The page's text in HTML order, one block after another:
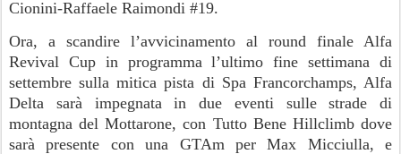
Cionini-Raffaele Raimondi #19.
Ora, a scandire l’avvicinamento al round finale Alfa
Revival Cup in programma l’ultimo fine settimana di
settembre sulla mitica pista di Spa Francorchamps, Alfa
Delta sarà impegnata in due eventi sulle strade di
montagna del Mottarone, con Tutto Bene Hillclimb dove
sarà presente con una GTAm per Max Micciulla, e